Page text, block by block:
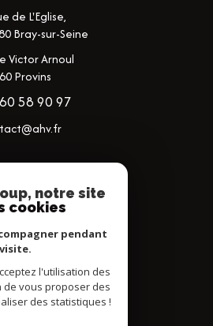
de L'Eglise,
Bray-sur-Seine
Victor Arnoul
Provins
58 90 97
RÉSEAUX
SUIVRE
notre site
cookies
pendant
l'utilisation des
de vous proposer des
des statistiques !